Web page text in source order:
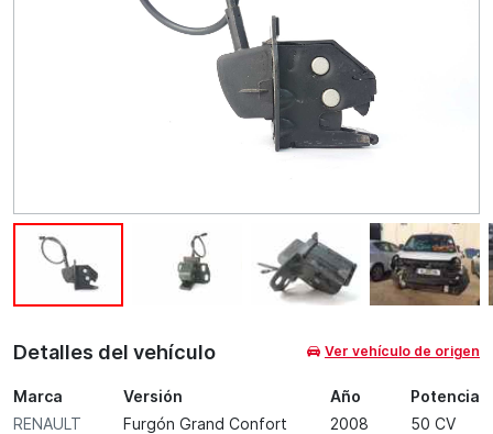
Detalles del vehículo Ver vehículo de origen
Marca
RENAULT
Versión
Furgón Grand Confort
Año
2008
Potencia
50 CV